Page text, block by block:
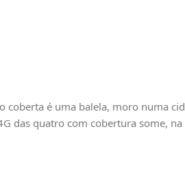
coberta é uma balela, moro numa
das quatro com cobertura some,